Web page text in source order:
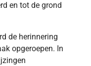
en tot de grond
de herinnering
opgeroepen. In